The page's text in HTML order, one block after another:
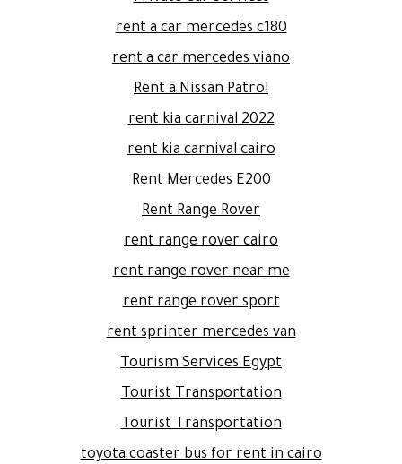
rent a car mercedes c180
rent a car mercedes viano
Rent a Nissan Patrol
rent kia carnival 2022
rent kia carnival cairo
Rent Mercedes E200
Rent Range Rover
rent range rover cairo
rent range rover near me
rent range rover sport
rent sprinter mercedes van
Tourism Services Egypt
Tourist Transportation
Tourist Transportation
toyota coaster bus for rent in cairo